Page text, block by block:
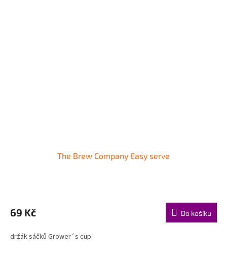
The Brew Company Easy serve
69 Kč Do košíku
držák sáčků Grower´s cup